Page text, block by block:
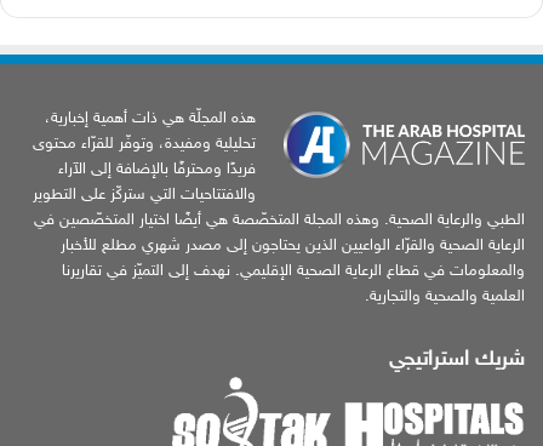
هذه المجلّة هي ذات أهمية إخبارية،
تحليلية ومفيدة، وتوفّر للقرّاء محتوى
فريدًا ومحترفًا بالإضافة إلى الآراء
والافتتاحيات التي ستركّز على التطوير
الطبي والرعاية الصحية. وهذه المجلة المتخصّصة هي أيضًا اختيار المتخصّصين في
الرعاية الصحية والقرّاء الواعيين الذين يحتاجون إلى مصدر شهري مطلع للأخبار
والمعلومات في قطاع الرعاية الصحية الإقليمي. نهدف إلى التميّز في تقاريرنا
العلمية والصحية والتجارية.
شريك استراتيجي